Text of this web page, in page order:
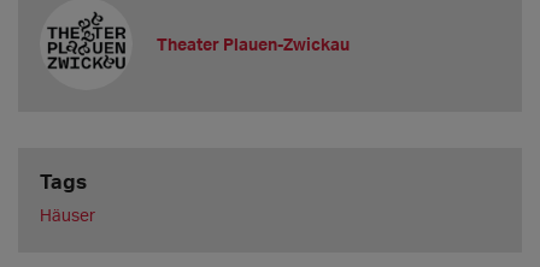
Theater Plauen-Zwickau
Tags
Häuser